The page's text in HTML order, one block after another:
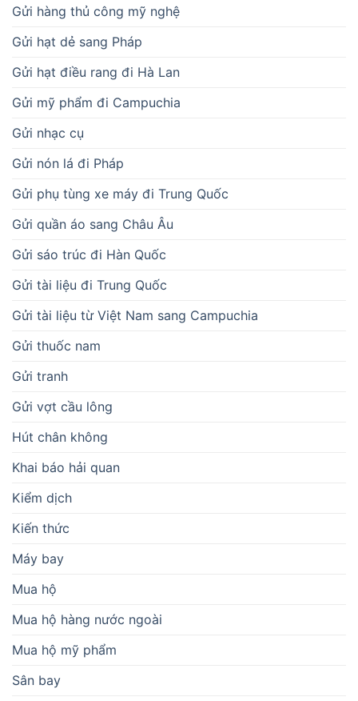
Gửi hàng thủ công mỹ nghệ
Gửi hạt dẻ sang Pháp
Gửi hạt điều rang đi Hà Lan
Gửi mỹ phẩm đi Campuchia
Gửi nhạc cụ
Gửi nón lá đi Pháp
Gửi phụ tùng xe máy đi Trung Quốc
Gửi quần áo sang Châu Âu
Gửi sáo trúc đi Hàn Quốc
Gửi tài liệu đi Trung Quốc
Gửi tài liệu từ Việt Nam sang Campuchia
Gửi thuốc nam
Gửi tranh
Gửi vợt cầu lông
Hút chân không
Khai báo hải quan
Kiểm dịch
Kiến thức
Máy bay
Mua hộ
Mua hộ hàng nước ngoài
Mua hộ mỹ phẩm
Sân bay